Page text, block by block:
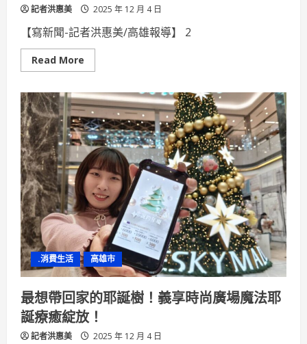
記者洪惠美 2025 年 12 月 4 日
【寫新聞-記者洪惠美/高雄報導】 2
Read More
more
時
代
「聖
誕
跨
年
慶」
即
日
起
登
場
平
安
夜
音
樂
派
對
x
星
空
音
樂
日
打
.消費生活 高雄市
最想帶回家的耶誕樹！義享時尚廣場魔法耶
誕療癒綻放！
記者洪惠美 2025 年 12 月 4 日